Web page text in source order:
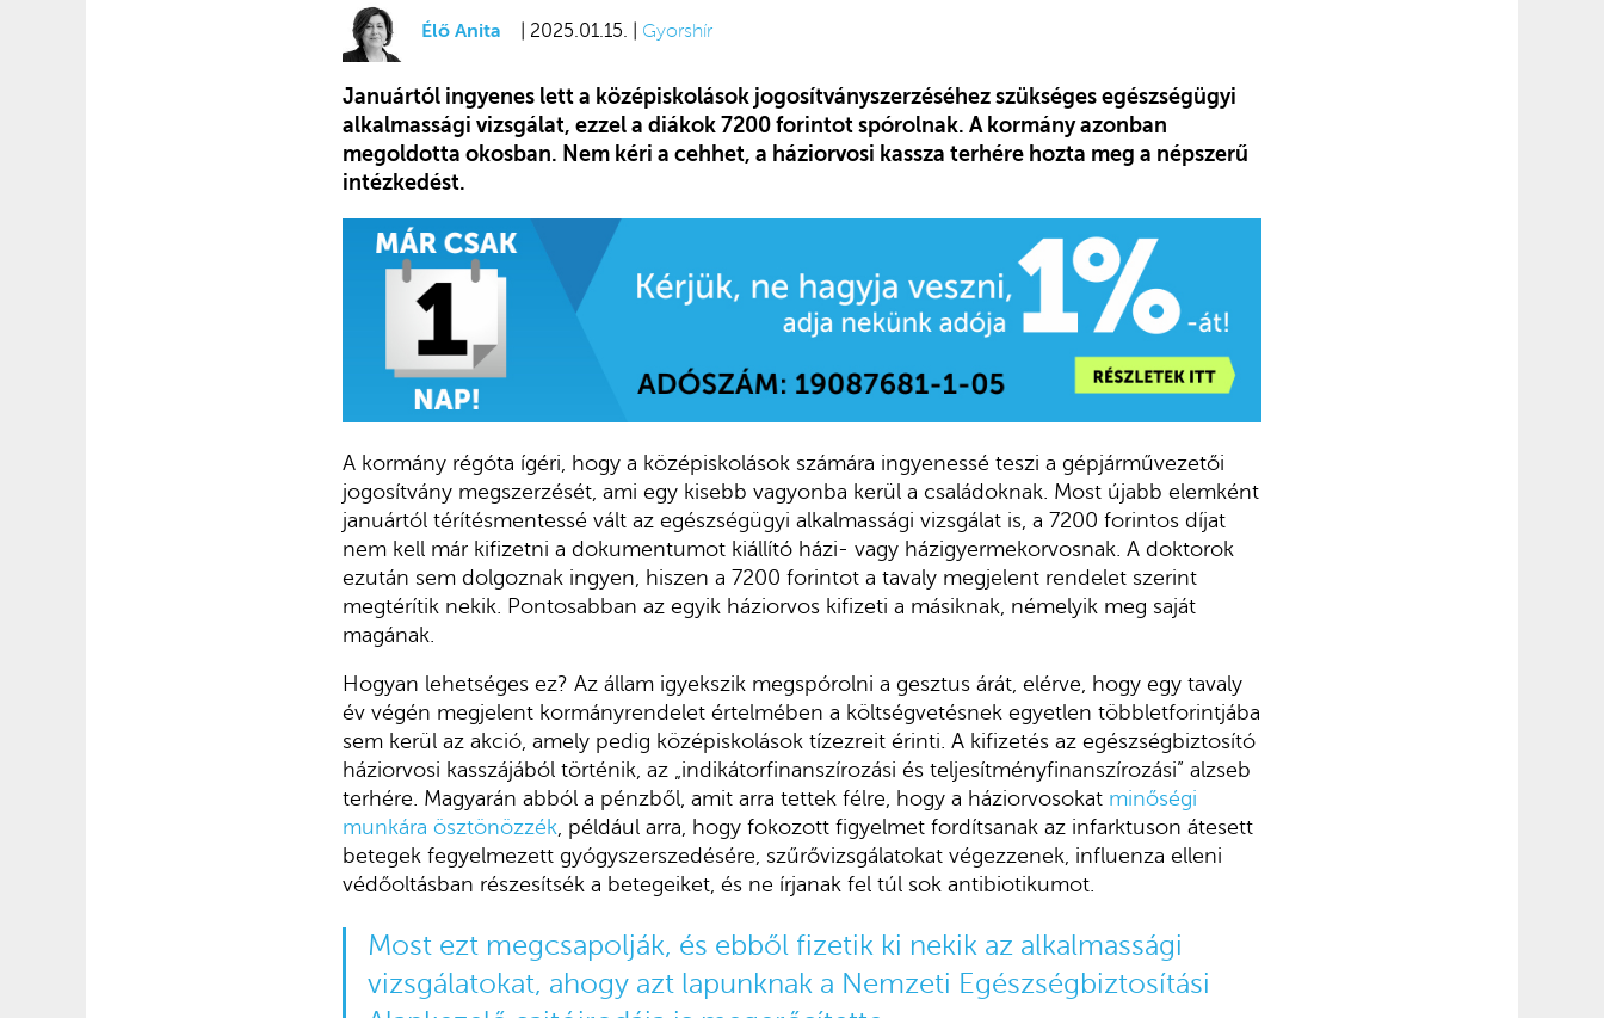
Élő Anita | 2025.01.15. | Gyorshír
Januártól ingyenes lett a középiskolások jogosítványszerzéséhez szükséges egészségügyi
alkalmassági vizsgálat, ezzel a diákok 7200 forintot spórolnak. A kormány azonban
megoldotta okosban. Nem kéri a cehhet, a háziorvosi kassza terhére hozta meg a népszerű
intézkedést.
A kormány régóta ígéri, hogy a középiskolások számára ingyenessé teszi a gépjárművezetői
jogosítvány megszerzését, ami egy kisebb vagyonba kerül a családoknak. Most újabb elemként
januártól térítésmentessé vált az egészségügyi alkalmassági vizsgálat is, a 7200 forintos díjat
nem kell már kifizetni a dokumentumot kiállító házi- vagy házigyermekorvosnak. A doktorok
ezután sem dolgoznak ingyen, hiszen a 7200 forintot a tavaly megjelent rendelet szerint
megtérítik nekik. Pontosabban az egyik háziorvos kifizeti a másiknak, némelyik meg saját
magának.
Hogyan lehetséges ez? Az állam igyekszik megspórolni a gesztus árát, elérve, hogy egy tavaly
év végén megjelent kormányrendelet értelmében a költségvetésnek egyetlen többletforintjába
sem kerül az akció, amely pedig középiskolások tízezreit érinti. A kifizetés az egészségbiztosító
háziorvosi kasszájából történik, az „indikátorfinanszírozási és teljesítményfinanszírozási” alzseb
terhére. Magyarán abból a pénzből, amit arra tettek félre, hogy a háziorvosokat minőségi
munkára ösztönözzék, például arra, hogy fokozott figyelmet fordítsanak az infarktuson átesett
betegek fegyelmezett gyógyszerszedésére, szűrővizsgálatokat végezzenek, influenza elleni
védőoltásban részesítsék a betegeiket, és ne írjanak fel túl sok antibiotikumot.
Most ezt megcsapolják, és ebből fizetik ki nekik az alkalmassági
vizsgálatokat, ahogy azt lapunknak a Nemzeti Egészségbiztosítási